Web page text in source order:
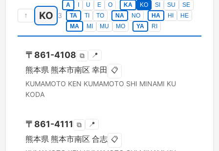
↑ KO 3
A U E O KA KO SI SU
SE
TA
TI TO NA NO HA HI
HE
MA
MI MU MO YA RI
〒 861-4108 ⧉ 📍
熊本県 熊本市南区 幸田 📋
KUMAMOTO KEN KUMAMOTO SHI MINAMI KU
KODA
〒 861-4111 ⧉ 📍
熊本県 熊本市南区 合志 📋